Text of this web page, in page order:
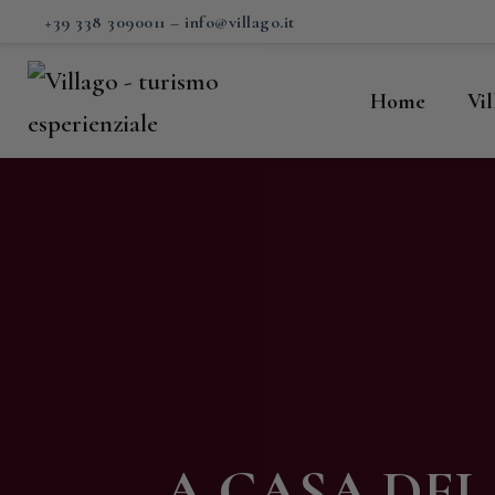
+39 338 3090011 – info@villago.it
Home